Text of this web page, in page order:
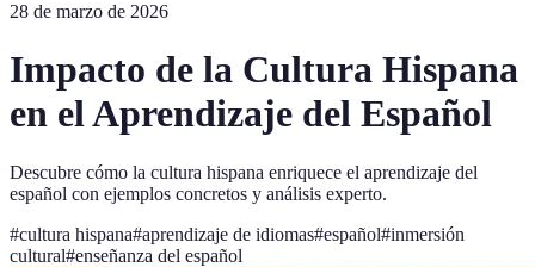
28 de marzo de 2026
Impacto de la Cultura Hispana
en el Aprendizaje del Español
Descubre cómo la cultura hispana enriquece el aprendizaje del
español con ejemplos concretos y análisis experto.
#cultura hispana#aprendizaje de idiomas#español#inmersión
cultural#enseñanza del español